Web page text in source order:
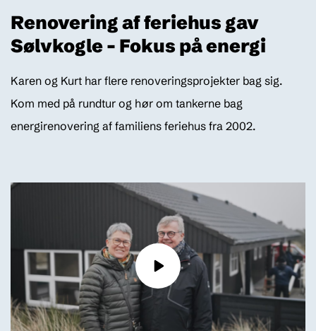
Renovering af feriehus gav
Sølvkogle – Fokus på energi
Karen og Kurt har flere renoveringsprojekter bag sig.
Kom med på rundtur og hør om tankerne bag
energirenovering af familiens feriehus fra 2002.